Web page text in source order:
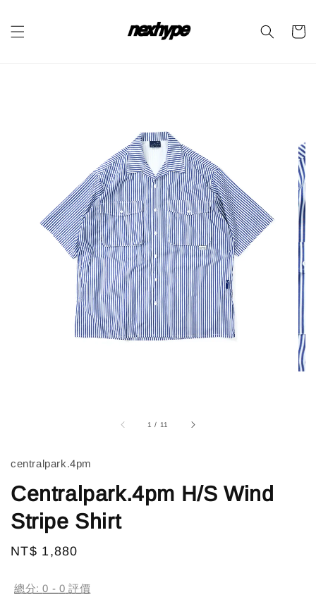
1 / 11
centralpark.4pm
Centralpark.4pm H/S Wind
Stripe Shirt
Regular
NT$ 1,880
總分:0 - 0 評價